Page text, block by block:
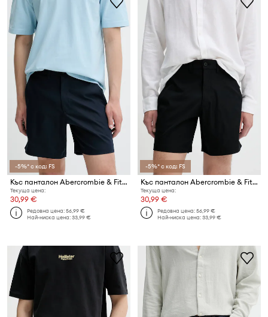
-5%* с код: FS
Къс панталон Abercrombie & Fitch
Текуща цена:
30,99 €
Редовна цена:56,99 €
Най-ниска цена:33,99 €
-5%* с код: FS
Къс панталон Abercrombie & Fitch
Текуща цена:
30,99 €
Редовна цена:56,99 €
Най-ниска цена:33,99 €